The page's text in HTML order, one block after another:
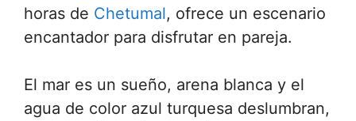
horas de Chetumal, ofrece un escenario
encantador para disfrutar en pareja.
El mar es un sueño, arena blanca y el
agua de color azul turquesa deslumbran,